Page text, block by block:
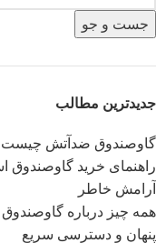
جست و جو
جدیدترین مطالب
گاوصندوق ضدآتش چیست
راهنمای خرید گاوصندوق
آرامش خاطر
همه چیز درباره
پنهان و دسترسی سریع